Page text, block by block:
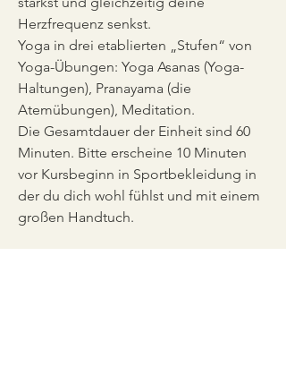
Herzfrequenz senkst.
Yoga in drei etablierten „Stufen“ von
Yoga-Übungen: Yoga Asanas (Yoga-
Haltungen), Pranayama (die
Atemübungen), Meditation.
Die Gesamtdauer der Einheit sind 60
Minuten. Bitte erscheine 10 Minuten
vor Kursbeginn in Sportbekleidung in
der du dich wohl fühlst und mit einem
großen Handtuch.